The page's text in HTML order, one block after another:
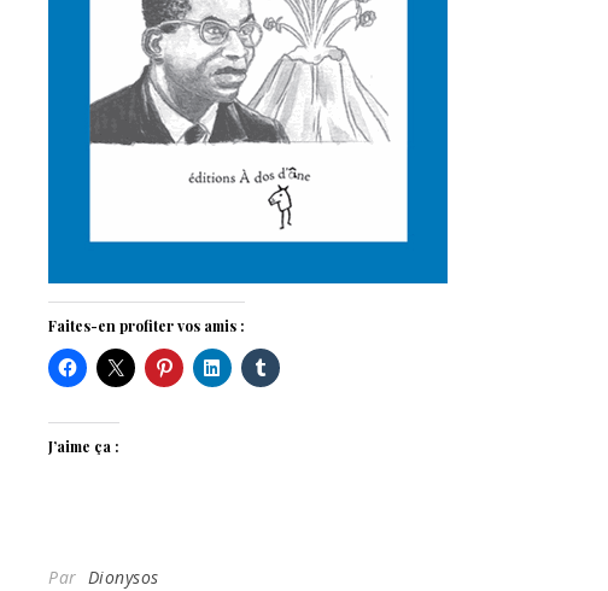
Faites-en profiter vos amis :
J’aime ça :
Par Dionysos